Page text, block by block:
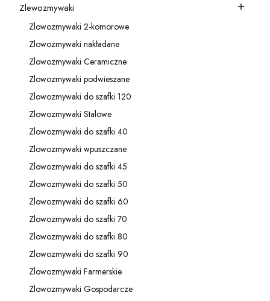
Kategoria - Zlewozmywaki
Zlewozmywaki
Kategoria - Zlowozmywaki 2-komorowe
Zlowozmywaki 2-komorowe
Kategoria - Zlowozmywaki nakładane
Zlowozmywaki nakładane
Kategoria - Zlowozmywaki Ceramiczne
Zlowozmywaki Ceramiczne
Kategoria - Zlowozmywaki podwieszane
Zlowozmywaki podwieszane
Kategoria - Zlowozmywaki do szafki 120
Zlowozmywaki do szafki 120
Kategoria - Zlowozmywaki Stalowe
Zlowozmywaki Stalowe
Kategoria - Zlowozmywaki do szafki 40
Zlowozmywaki do szafki 40
Kategoria - Zlowozmywaki wpuszczane
Zlowozmywaki wpuszczane
Kategoria - Zlowozmywaki do szafki 45
Zlowozmywaki do szafki 45
Kategoria - Zlowozmywaki do szafki 50
Zlowozmywaki do szafki 50
Kategoria - Zlowozmywaki do szafki 60
Zlowozmywaki do szafki 60
Kategoria - Zlowozmywaki do szafki 70
Zlowozmywaki do szafki 70
Kategoria - Zlowozmywaki do szafki 80
Zlowozmywaki do szafki 80
Kategoria - Zlowozmywaki do szafki 90
Zlowozmywaki do szafki 90
Kategoria - Zlowozmywaki Farmerskie
Zlowozmywaki Farmerskie
Kategoria - Zlowozmywaki Gospodarcze
Zlowozmywaki Gospodarcze